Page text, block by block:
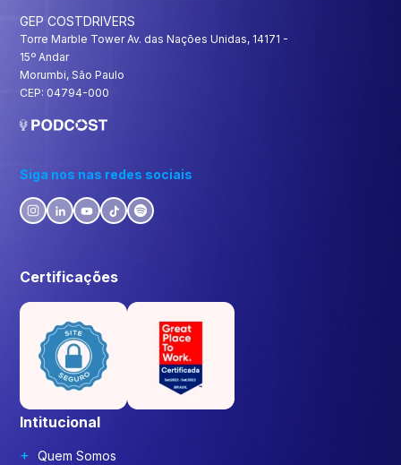
GEP COSTDRIVERS
Torre Marble Tower Av. das Nações Unidas, 14171 -
15º Andar
Morumbi, São Paulo
CEP: 04794-000
Intitucional
Quem Somos
Siga nos nas redes sociais
Certificações